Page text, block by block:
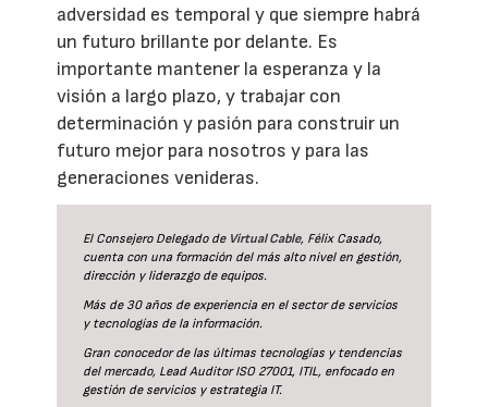
adversidad es temporal y que siempre habrá
un futuro brillante por delante. Es
importante mantener la esperanza y la
visión a largo plazo, y trabajar con
determinación y pasión para construir un
futuro mejor para nosotros y para las
generaciones venideras.
El Consejero Delegado de Virtual Cable, Félix Casado,
cuenta con una formación del más alto nivel en gestión,
dirección y liderazgo de equipos.
Más de 30 años de experiencia en el sector de servicios
y tecnologías de la información.
Gran conocedor de las últimas tecnologías y tendencias
del mercado, Lead Auditor ISO 27001, ITIL, enfocado en
gestión de servicios y estrategia IT.